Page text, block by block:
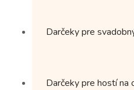
Darčeky pre
Darčeky pre hostí na